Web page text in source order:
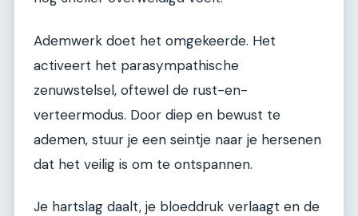
Ademwerk doet het omgekeerde. Het
activeert het parasympathische
zenuwstelsel, oftewel de rust-en-
verteermodus. Door diep en bewust te
ademen, stuur je een seintje naar je hersenen
dat het veilig is om te ontspannen.
Je hartslag daalt, je bloeddruk verlaagt en de